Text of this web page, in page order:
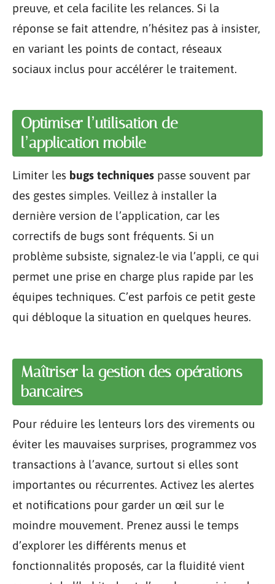
preuve, et cela facilite les relances. Si la
réponse se fait attendre, n’hésitez pas à insister,
en variant les points de contact, réseaux
sociaux inclus pour accélérer le traitement.
Optimiser l’utilisation de
l’application mobile
Limiter les bugs techniques passe souvent par
des gestes simples. Veillez à installer la
dernière version de l’application, car les
correctifs de bugs sont fréquents. Si un
problème subsiste, signalez-le via l’appli, ce qui
permet une prise en charge plus rapide par les
équipes techniques. C’est parfois ce petit geste
qui débloque la situation en quelques heures.
Maîtriser la gestion des opérations
bancaires
Pour réduire les lenteurs lors des virements ou
éviter les mauvaises surprises, programmez vos
transactions à l’avance, surtout si elles sont
importantes ou récurrentes. Activez les alertes
et notifications pour garder un œil sur le
moindre mouvement. Prenez aussi le temps
d’explorer les différents menus et
fonctionnalités proposés, car la fluidité vient